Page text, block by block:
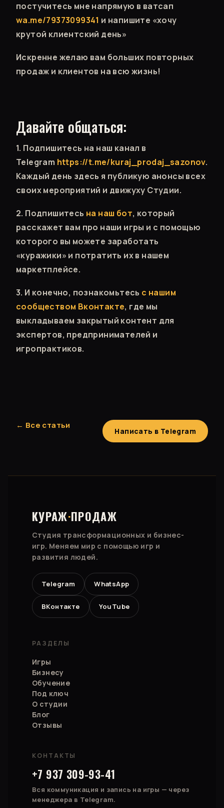
постучитесь мне напрямую в ватсап
wa.me/79373099341 и напишите «хочу
крутой клиентский день»
Искренне желаю вам больших повторных
продаж и клиентов на всю жизнь!
Давайте общаться:
1. Подпишитесь на наш канал в
Telegram https://t.me/kuraj_prodaj_sazonov.
Каждый день здесь я публикую анонсы всех
своих мероприятий и движуху Студии.
2. Подпишитесь на наш бот, который
расскажет вам про наши игры и с помощью
которого вы можете заработать
«куражики» и потратить их в нашем
маркетплейсе.
3. И конечно, познакомьтесь с нашим
сообществом Вконтакте, где мы
выкладываем закрытый контент для
экспертов, предпринимателей и
игропрактиков.
← Все статьи
Написать в Telegram
КУРАЖ·ПРОДАЖ
Студия трансформационных и бизнес-
игр. Меняем мир с помощью игр и
развития людей.
Telegram WhatsApp
ВКонтакте YouTube
РАЗДЕЛЫ
Игры
Бизнесу
Обучение
Под ключ
О студии
Блог
Отзывы
КОНТАКТЫ
+7 937 309-93-41
Вся коммуникация и запись на игры — через
менеджера в Telegram.